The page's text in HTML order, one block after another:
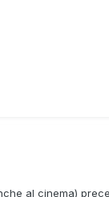
al cinema)